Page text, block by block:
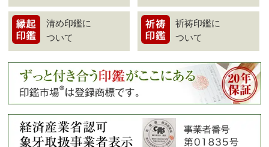
清め印鑑に
ついて
祈祷印鑑に
ついて